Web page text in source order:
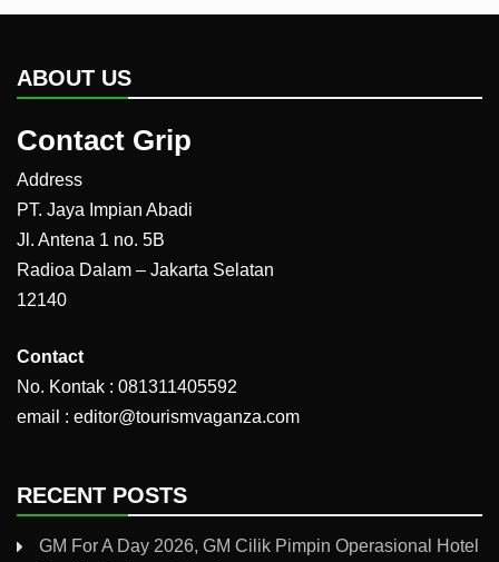
ABOUT US
Contact Grip
Address
PT. Jaya Impian Abadi
Jl. Antena 1 no. 5B
Radioa Dalam – Jakarta Selatan
12140
Contact
No. Kontak : 081311405592
email : editor@tourismvaganza.com
RECENT POSTS
GM For A Day 2026, GM Cilik Pimpin Operasional Hotel